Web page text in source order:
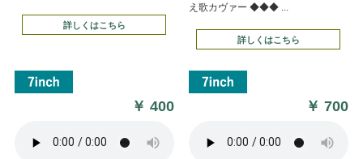
詳しくはこちら
￥400
え歌カヴァー ◆◆◆ ...
詳しくはこちら
￥700